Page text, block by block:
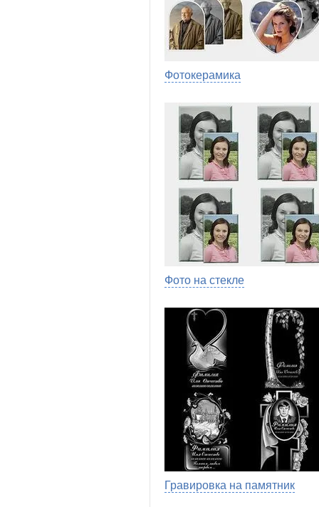
Фотокерамика
Фото на стекле
Гравировка на памятник